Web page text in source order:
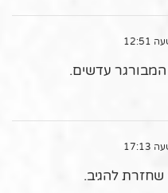
עדשים.
שחזרת להגיב.